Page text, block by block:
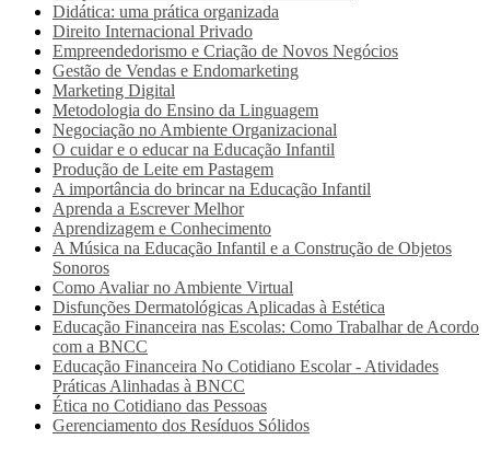
Didática: uma prática organizada
Direito Internacional Privado
Empreendedorismo e Criação de Novos Negócios
Gestão de Vendas e Endomarketing
Marketing Digital
Metodologia do Ensino da Linguagem
Negociação no Ambiente Organizacional
O cuidar e o educar na Educação Infantil
Produção de Leite em Pastagem
A importância do brincar na Educação Infantil
Aprenda a Escrever Melhor
Aprendizagem e Conhecimento
A Música na Educação Infantil e a Construção de Objetos
Sonoros
Como Avaliar no Ambiente Virtual
Disfunções Dermatológicas Aplicadas à Estética
Educação Financeira nas Escolas: Como Trabalhar de Acordo
com a BNCC
Educação Financeira No Cotidiano Escolar - Atividades
Práticas Alinhadas à BNCC
Ética no Cotidiano das Pessoas
Gerenciamento dos Resíduos Sólidos